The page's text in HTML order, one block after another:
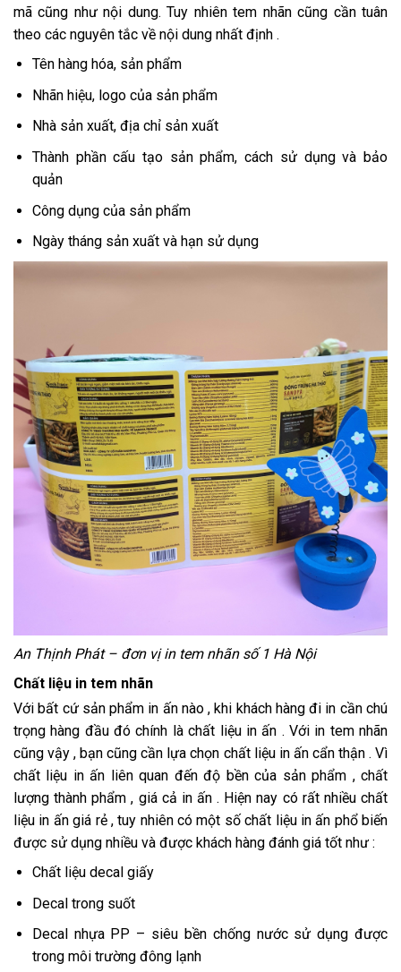
mã cũng như nội dung. Tuy nhiên tem nhãn cũng cần tuân
theo các nguyên tắc về nội dung nhất định .
Tên hàng hóa, sản phẩm
Nhãn hiệu, logo của sản phẩm
Nhà sản xuất, địa chỉ sản xuất
Thành phần cấu tạo sản phẩm, cách sử dụng và bảo
quản
Công dụng của sản phẩm
Ngày tháng sản xuất và hạn sử dụng
An Thịnh Phát – đơn vị in tem nhãn số 1 Hà Nội
Chất liệu in tem nhãn
Với bất cứ sản phẩm in ấn nào , khi khách hàng đi in cần chú
trọng hàng đầu đó chính là chất liệu in ấn . Với in tem nhãn
cũng vậy , bạn cũng cần lựa chọn chất liệu in ấn cẩn thận . Vì
chất liệu in ấn liên quan đến độ bền của sản phẩm , chất
lượng thành phẩm , giá cả in ấn . Hiện nay có rất nhiều chất
liệu in ấn giá rẻ , tuy nhiên có một số chất liệu in ấn phổ biến
được sử dụng nhiều và được khách hàng đánh giá tốt như :
Chất liệu decal giấy
Decal trong suốt
Decal nhựa PP – siêu bền chống nước sử dụng được
trong môi trường đông lạnh